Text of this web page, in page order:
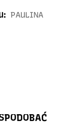
PAULINA